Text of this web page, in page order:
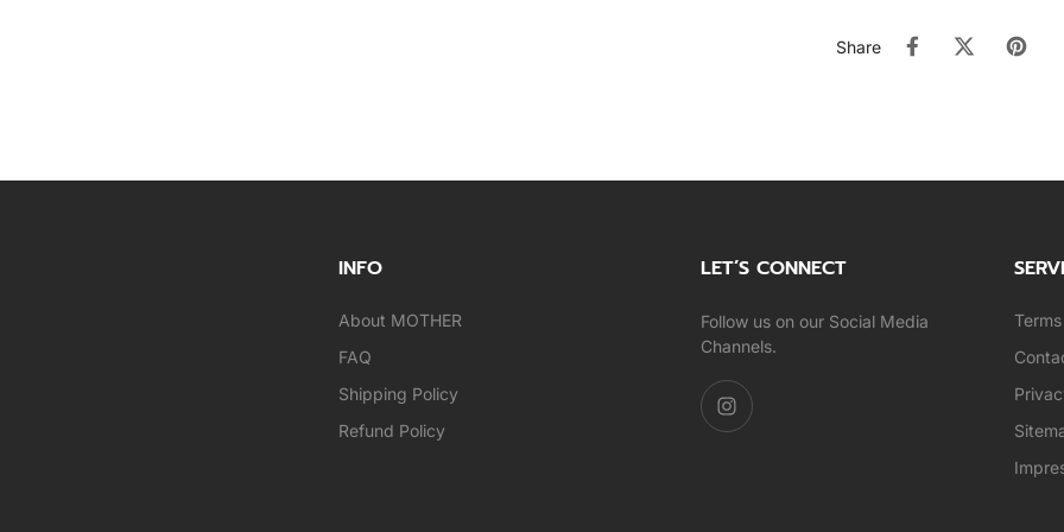
Share
INFO
About MOTHER
FAQ
Shipping Policy
Refund Policy
LET’S CONNECT
Follow us on our Social Media
Channels.